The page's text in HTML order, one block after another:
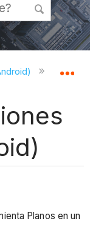
global
Planos en un